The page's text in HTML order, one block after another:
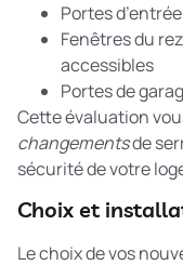
Portes
Fenêtres du
accessibles
Portes de
Cette évaluation
changementsde
sécurité de votre
Choix et
Le choix de vos